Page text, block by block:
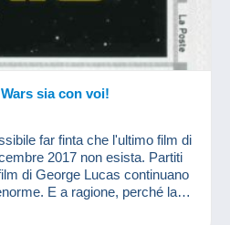
sia con voi!
far finta che l'ultimo film di
2017 non esista. Partiti
di George Lucas continuano
E a ragione, perché la
come il successo dei